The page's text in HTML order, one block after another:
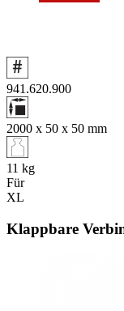
941.620.900
2000 x 50 x 50 mm
11 kg
Für
XL
Klappbare